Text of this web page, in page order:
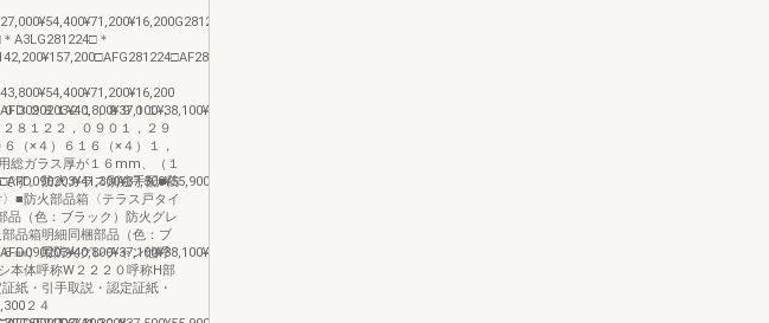
A3LG281224□＊
３２８１２１，８９０１，
８１２２，０９０１，２９
（×４）６１６（×４）１，
総ガラス厚が１６mm、（１
す。防火ガラス別途手配■防
■防火部品箱〈テラス戸タイ
品（色：ブラック）防火グレ
品箱明細同梱部品（色：ブ
㎜）用防火グレチャン他呼
本体呼称W２２２０呼称H部
紙・引手取説・認定証紙・
２４